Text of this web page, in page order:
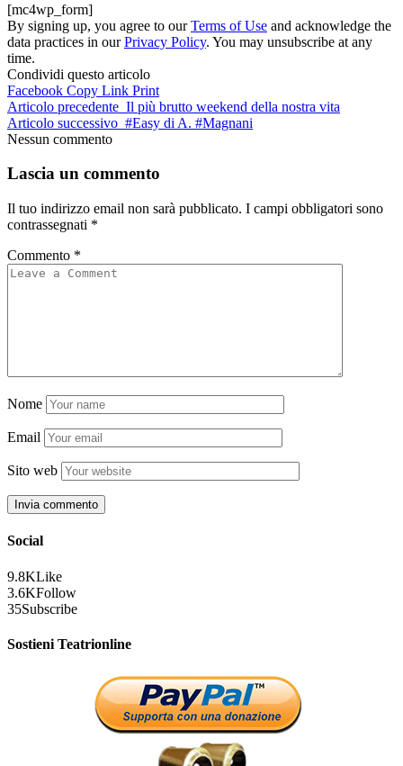
[mc4wp_form]
By signing up, you agree to ourTerms of Use and acknowledge the
data practices in ourPrivacy Policy. You may unsubscribe at any
time.
Condividi questo articolo
Facebook Copy Link Print
Articolo precedente Il più brutto weekend della nostra vita
Articolo successivo #Easy di A. #Magnani
Nessun commento
Lascia un commento
Il tuo indirizzo email non sarà pubblicato. I campi obbligatori sono
contrassegnati *
Commento *
Nome
Email
Sito web
Social
9.8KLike
3.6KFollow
35Subscribe
Sostieni Teatrionline